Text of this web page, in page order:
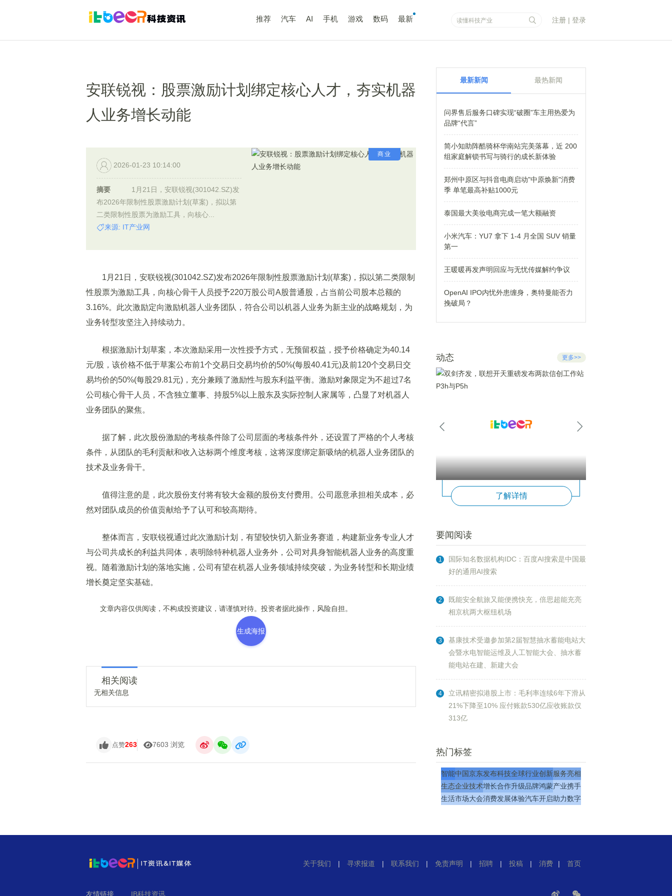
推荐 汽车 AI 手机 游戏 数码 最新 注册 | 登录
安联锐视：股票激励计划绑定核心人才，夯实机器
人业务增长动能
商业
2026-01-23 10:14:00
摘要
1月21日，安联锐视(301042.SZ)发
布2026年限制性股票激励计划(草案)，拟以第
二类限制性股票为激励工具，向核心...
来源: IT产业网
1月21日，安联锐视(301042.SZ)发布2026年限制性股票激励计划(草案)，拟以第二类限制
性股票为激励工具，向核心骨干人员授予220万股公司A股普通股，占当前公司股本总额的
3.16%。此次激励定向激励机器人业务团队，符合公司以机器人业务为新主业的战略规划，为
业务转型攻坚注入持续动力。
根据激励计划草案，本次激励采用一次性授予方式，无预留权益，授予价格确定为40.14
元/股，该价格不低于草案公布前1个交易日交易均价的50%(每股40.41元)及前120个交易日交
易均价的50%(每股29.81元)，充分兼顾了激励性与股东利益平衡。激励对象限定为不超过7名
公司核心骨干人员，不含独立董事、持股5%以上股东及实际控制人家属等，凸显了对机器人
业务团队的聚焦。
据了解，此次股份激励的考核条件除了公司层面的考核条件外，还设置了严格的个人考核
条件，从团队的毛利贡献和收入达标两个维度考核，这将深度绑定新吸纳的机器人业务团队的
技术及业务骨干。
值得注意的是，此次股份支付将有较大金额的股份支付费用。公司愿意承担相关成本，必
然对团队成员的价值贡献给予了认可和较高期待。
整体而言，安联锐视通过此次激励计划，有望较快切入新业务赛道，构建新业务专业人才
与公司共成长的利益共同体，表明除特种机器人业务外，公司对具身智能机器人业务的高度重
视。随着激励计划的落地实施，公司有望在机器人业务领域持续突破，为业务转型和长期业绩
增长奠定坚实基础。
文章内容仅供阅读，不构成投资建议，请谨慎对待。投资者据此操作，风险自担。
生成海报
相关阅读
无相关信息
点赞263 7603 浏览
最新新闻 最热新闻
问界售后服务口碑实现“破圈”车主用热爱为
品牌“代言”
简小知助阵酷骑杯华南站完美落幕，近 200
组家庭解锁书写与骑行的成长新体验
郑州中原区与抖音电商启动"中原焕新"消费
季 单笔最高补贴1000元
泰国最大美妆电商完成一笔大额融资
小米汽车：YU7 拿下 1-4 月全国 SUV 销量
第一
王暖暖再发声明回应与无忧传媒解约争议
OpenAI IPO内忧外患缠身，奥特曼能否力
挽破局？
动态 更多>>
了解详情
要闻阅读
1
国际知名数据机构IDC：百度AI搜索是中国最
好的通用AI搜索
2
既能安全航旅又能便携快充，倍思超能充亮
相京杭两大枢纽机场
3
基康技术受邀参加第2届智慧抽水蓄能电站大
会暨水电智能运维及人工智能大会、抽水蓄
能电站在建、新建大会
4
立讯精密拟港股上市：毛利率连续6年下滑从
21%下降至10% 应付账款530亿应收账款仅
313亿
热门标签
智能中国京东发布科技全球行业创新服务亮相
生态企业技术增长合作升级品牌鸿蒙产业携手
生活市场大会消费发展体验汽车开启助力数字
关于我们 | 寻求报道 | 联系我们 | 免责声明 | 招聘 | 投稿 | 消费 | 首页
友情链接 IB科技资讯